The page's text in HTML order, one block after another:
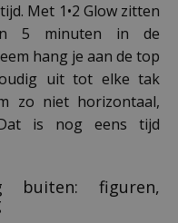
Met 1•2 Glow zitten
5 minuten in de
hang je aan de top
uit tot elke tak
zo niet horizontaal,
is nog eens tijd
buiten: figuren,